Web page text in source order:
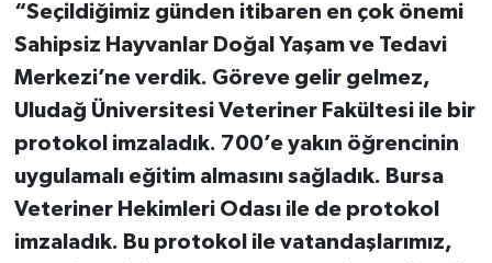
“Seçildiğimiz günden itibaren en çok önemi
Sahipsiz Hayvanlar Doğal Yaşam ve Tedavi
Merkezi’ne verdik. Göreve gelir gelmez,
Uludağ Üniversitesi Veteriner Fakültesi ile bir
protokol imzaladık. 700’e yakın öğrencinin
uygulamalı eğitim almasını sağladık. Bursa
Veteriner Hekimleri Odası ile de protokol
imzaladık. Bu protokol ile vatandaşlarımız,